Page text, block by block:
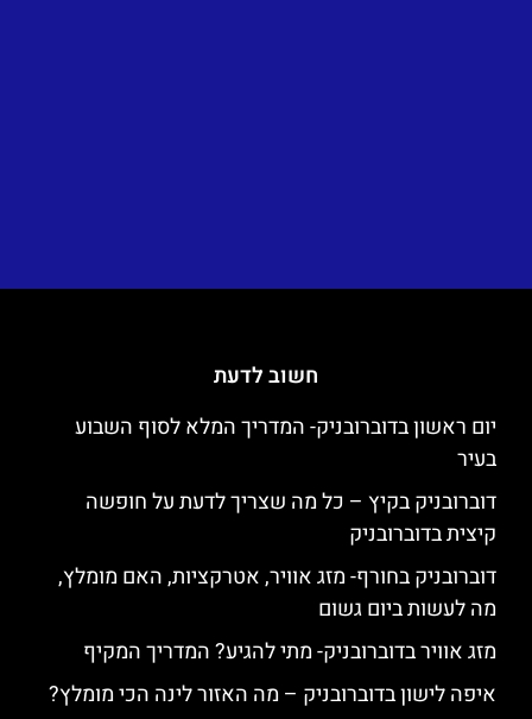
חשוב לדעת
יום ראשון בדוברובניק- המדריך המלא לסוף השבוע
בעיר
דוברובניק בקיץ – כל מה שצריך לדעת על חופשה
קיצית בדוברובניק
דוברובניק בחורף- מזג אוויר, אטרקציות, האם מומלץ,
מה לעשות ביום גשום
מזג אוויר בדוברובניק- מתי להגיע? המדריך המקיף
איפה לישון בדוברובניק – מה האזור לינה הכי מומלץ?